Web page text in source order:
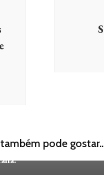
pode
no Brasil, Jorge Lopez
à gastronomia